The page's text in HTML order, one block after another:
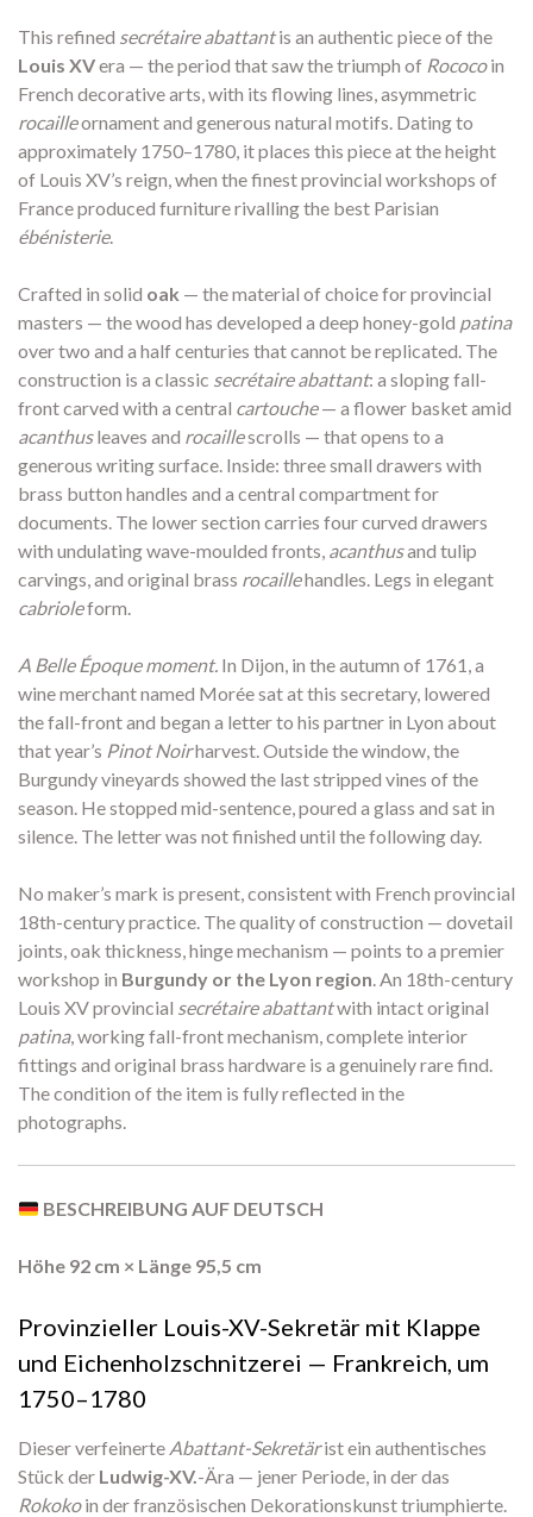
This refined secrétaire abattantis an authentic piece of the
Louis XVera — the period that saw the triumph of Rococoin
French decorative arts, with its flowing lines, asymmetric
rocailleornament and generous natural motifs. Dating to
approximately 1750–1780, it places this piece at the height
of Louis XV’s reign, when the finest provincial workshops of
France produced furniture rivalling the best Parisian
ébénisterie.
Crafted in solid oak — the material of choice for provincial
masters — the wood has developed a deep honey-gold patina
over two and a half centuries that cannot be replicated. The
construction is a classic secrétaire abattant: a sloping fall-
front carved with a central cartouche— a flower basket amid
acanthusleaves and rocaillescrolls — that opens to a
generous writing surface. Inside: three small drawers with
brass button handles and a central compartment for
documents. The lower section carries four curved drawers
with undulating wave-moulded fronts, acanthusand tulip
carvings, and original brass rocaillehandles. Legs in elegant
cabrioleform.
A Belle Époque moment. In Dijon, in the autumn of 1761, a
wine merchant named Morée sat at this secretary, lowered
the fall-front and began a letter to his partner in Lyon about
that year’s Pinot Noirharvest. Outside the window, the
Burgundy vineyards showed the last stripped vines of the
season. He stopped mid-sentence, poured a glass and sat in
silence. The letter was not finished until the following day.
No maker’s mark is present, consistent with French provincial
18th-century practice. The quality of construction — dovetail
joints, oak thickness, hinge mechanism — points to a premier
workshop in Burgundy or the Lyon region. An 18th-century
Louis XV provincial secrétaire abattantwith intact original
patina, working fall-front mechanism, complete interior
fittings and original brass hardware is a genuinely rare find.
The condition of the item is fully reflected in the
photographs.
BESCHREIBUNG AUF DEUTSCH
Höhe 92 cm × Länge 95,5 cm
Provinzieller Louis-XV-Sekretär mit Klappe
und Eichenholzschnitzerei — Frankreich, um
1750–1780
Dieser verfeinerte Abattant-Sekretärist ein authentisches
Stück der Ludwig-XV.-Ära — jener Periode, in der das
Rokokoin der französischen Dekorationskunst triumphierte.